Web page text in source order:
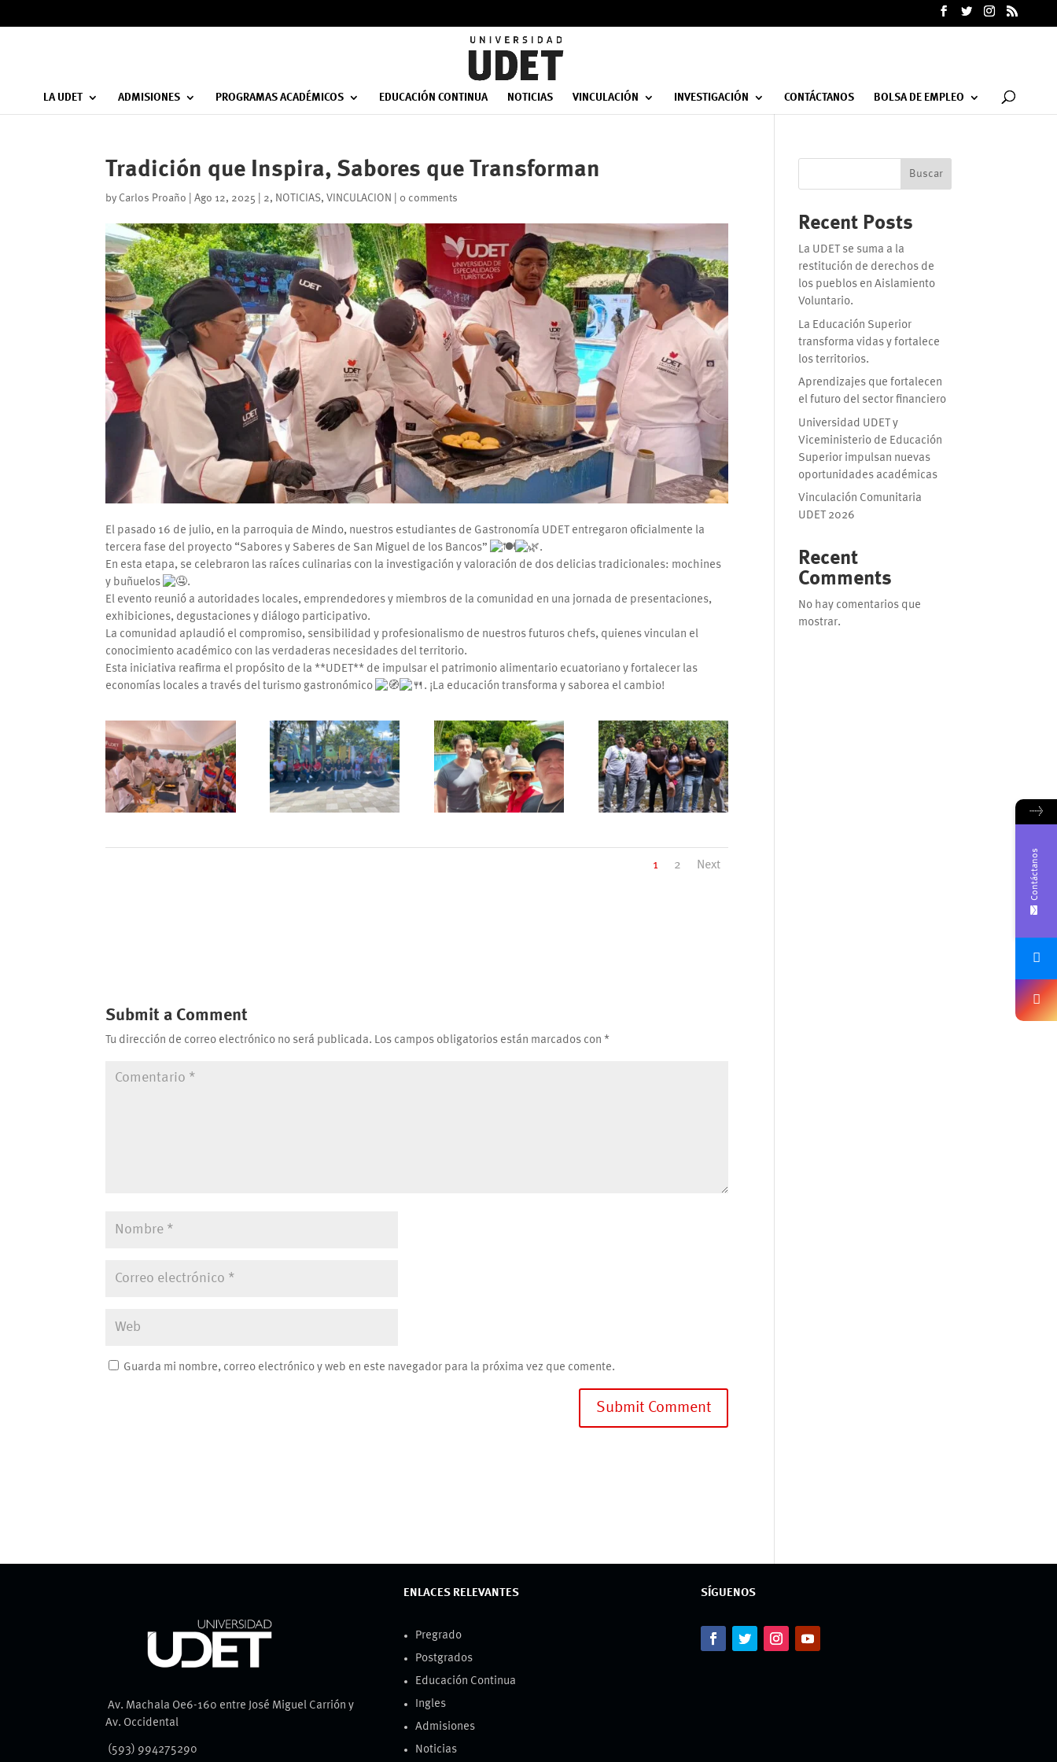
LA UDET ADMISIONES PROGRAMAS ACADÉMICOS EDUCACIÓN CONTINUA NOTICIAS VINCULACIÓN INVESTIGACIÓN CONTÁCTANOS BOLSA DE EMPLEO
Tradición que Inspira, Sabores que Transforman
by Carlos Proaño |Ago 12, 2025 2, NOTICIAS,VINCULACION 0 comments
El pasado 16 de julio, en la parroquia de Mindo, nuestros estudiantes de Gastronomía UDET entregaron oficialmente la
tercera fase del proyecto “Sabores y Saberes de San Miguel de los Bancos”
.
En esta etapa, se celebraron las raíces culinarias con la investigación y valoración de dos delicias tradicionales: mochines
y buñuelos
.
El evento reunió a autoridades locales, emprendedores y miembros de la comunidad en una jornada de presentaciones,
exhibiciones, degustaciones y diálogo participativo.
La comunidad aplaudió el compromiso, sensibilidad y profesionalismo de nuestros futuros chefs, quienes vinculan el
conocimiento académico con las verdaderas necesidades del territorio.
Esta iniciativa reafirma el propósito de la **UDET** de impulsar el patrimonio alimentario ecuatoriano y fortalecer las
economías locales a través del turismo gastronómico
. ¡La educación transforma y saborea el cambio!
1 2 Next
Submit a Comment
Tu dirección de correo electrónico no será publicada. Los campos obligatorios están marcados con*
Guarda mi nombre, correo electrónico y web en este navegador para la próxima vez que comente.
Buscar
Recent Posts
La UDET se suma a la
restitución de derechos de
los pueblos en Aislamiento
Voluntario.
La Educación Superior
transforma vidas y fortalece
los territorios.
Aprendizajes que fortalecen
el futuro del sector financiero
Universidad UDET y
Viceministerio de Educación
Superior impulsan nuevas
oportunidades académicas
Vinculación Comunitaria
UDET 2026
Recent
Comments
No hay comentarios que
mostrar.
Av. Machala Oe6-160 entre José Miguel Carrión y
Av. Occidental
(593) 994275290
ENLACES RELEVANTES
Pregrado
Postgrados
Educación Continua
Ingles
Admisiones
Noticias
SÍGUENOS
→
Contáctanos